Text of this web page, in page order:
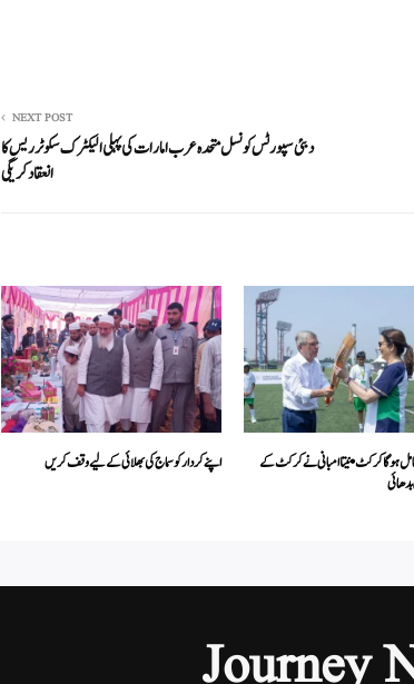
NEXT POST
دبئی سپورٹس کونسل متحدہ عرب امارات کی پہلی الیکٹرک سکوٹر ریس کا
انعقاد کریگی
ہوگا کرکٹ• نیتا امبانی نے کرکٹ کے
اپنے کردار کو سماج کی بھلائی کے لیے وقف کریں
Journey